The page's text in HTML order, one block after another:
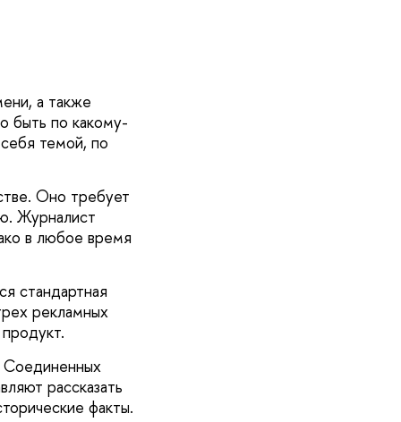
а также
быть по какому-
темой, по
Оно требует
Журналист
в любое время
стандартная
рекламных
Соединенных
рассказать
факты.